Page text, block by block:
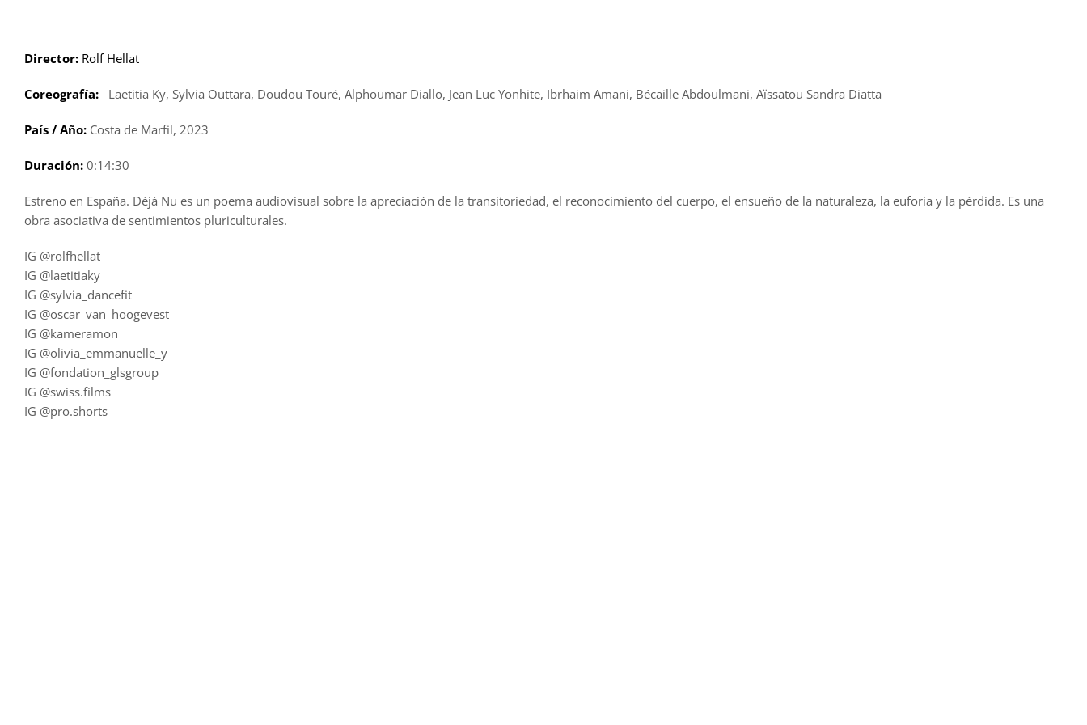
Director: Rolf Hellat
Coreografía: Laetitia Ky, Sylvia Outtara, Doudou Touré, Alphoumar Diallo, Jean Luc Yonhite, Ibrhaim Amani, Bécaille Abdoulmani, Aïssatou Sandra Diatta
País / Año: Costa de Marfil, 2023
Duración: 0:14:30
Estreno en España. Déjà Nu es un poema audiovisual sobre la apreciación de la transitoriedad, el reconocimiento del cuerpo, el ensueño de la naturaleza, la euforia y la pérdida. Es una
obra asociativa de sentimientos pluriculturales.
IG @rolfhellat
IG @laetitiaky
IG @sylvia_dancefit
IG @oscar_van_hoogevest
IG @kameramon
IG @olivia_emmanuelle_y
IG @fondation_glsgroup
IG @swiss.films
IG @pro.shorts